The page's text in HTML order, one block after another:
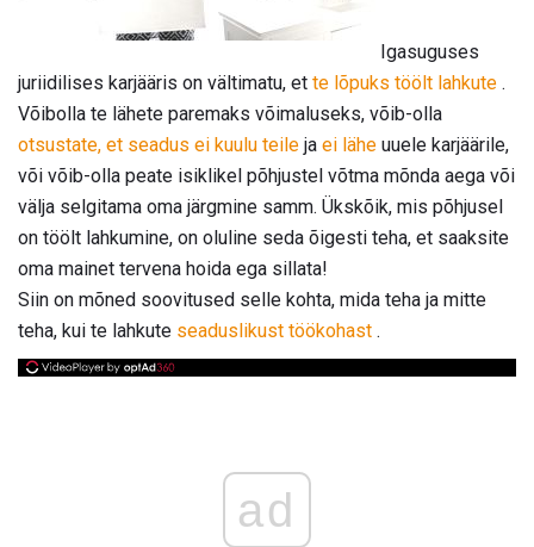
Igasuguses
juriidilises karjääris on vältimatu, et te lõpuks töölt lahkute .
Võibolla te lähete paremaks võimaluseks, võib-olla
otsustate, et seadus ei kuulu teile ja ei lähe uuele karjäärile,
või võib-olla peate isiklikel põhjustel võtma mõnda aega või
välja selgitama oma järgmine samm. Ükskõik, mis põhjusel
on töölt lahkumine, on oluline seda õigesti teha, et saaksite
oma mainet tervena hoida ega sillata!
Siin on mõned soovitused selle kohta, mida teha ja mitte
teha, kui te lahkute seaduslikust töökohast .
ad